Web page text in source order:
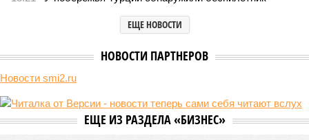
Природа постоянно вступает в противоречие с нами. Ведь пока
она стремится всё на планете держать в балансе, человечество
не особенно церемонится с окружающей средой. Самые
массовые катастрофы в прошлом – какими они были? Какие
ждут нас со дня на день и чем грозят?